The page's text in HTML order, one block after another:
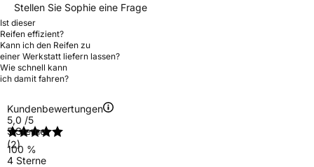
Stellen Sie Sophie eine Frage
Ist dieser
Reifen effizient?
Kann ich den Reifen zu
einer Werkstatt liefern lassen?
Wie schnell kann
ich damit fahren?
Kundenbewertungen
5,0 /5
(2)
5 Sterne
100 %
4 Sterne